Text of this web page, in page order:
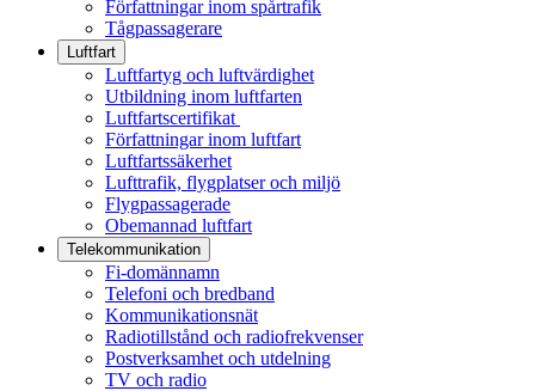
Författningar inom spårtrafik
Tågpassagerare
Luftfart
Luftfartyg och luftvärdighet
Utbildning inom luftfarten
Luftfartscertifikat
Författningar inom luftfart
Luftfartssäkerhet
Lufttrafik, flygplatser och miljö
Flygpassagerade
Obemannad luftfart
Telekommunikation
Fi-domännamn
Telefoni och bredband
Kommunikationsnät
Radiotillstånd och radiofrekvenser
Postverksamhet och utdelning
TV och radio